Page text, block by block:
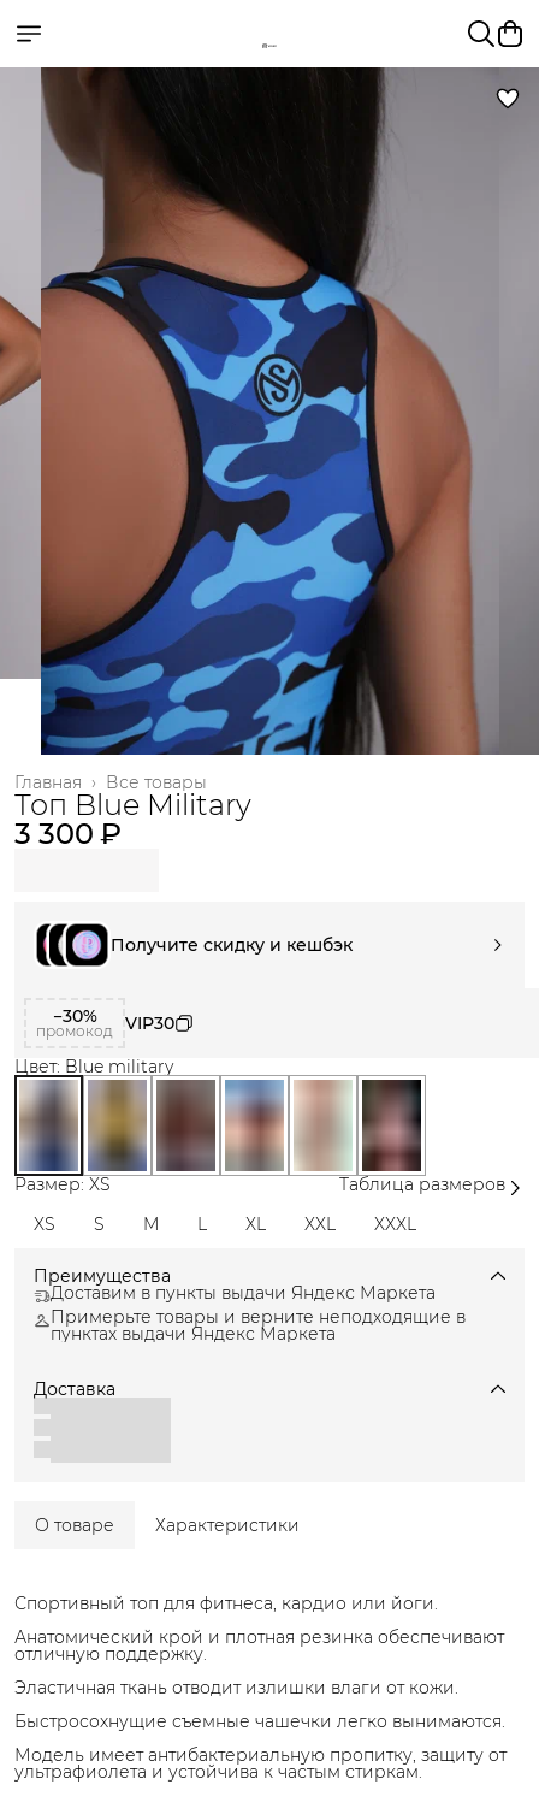
Все товары
Главная ›
Топ Blue Military
3 300 ₽
Получите скидку и кешбэк
−30%
промокод
VIP30
Цвет: Blue military
Размер: XS
Таблица размеров
XS
S M L XL XXL XXXL
Преимущества
Доставим в пункты выдачи Яндекс Маркета
Примерьте товары и верните неподходящие в
пунктах выдачи Яндекс Маркета
Доставка
О товаре Характеристики
Спортивный топ для фитнеса, кардио или йоги.
Анатомический крой и плотная резинка обеспечивают
отличную поддержку.
Эластичная ткань отводит излишки влаги от кожи.
Быстросохнущие съемные чашечки легко вынимаются.
Модель имеет антибактериальную пропитку, защиту от
ультрафиолета и устойчива к частым стиркам.